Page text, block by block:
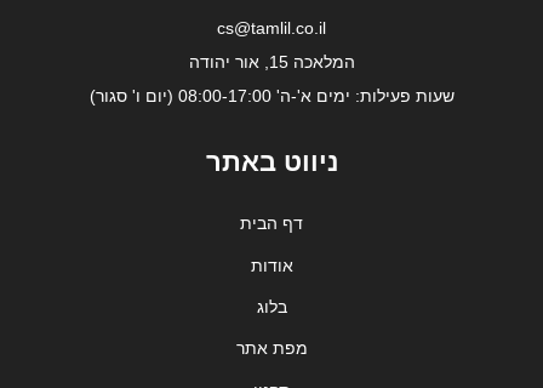
cs@tamlil.co.il
המלאכה 15, אור יהודה
שעות פעילות: ימים א'-ה' 08:00-17:00 (יום ו' סגור)
ניווט באתר
דף הבית
אודות
בלוג
מפת אתר